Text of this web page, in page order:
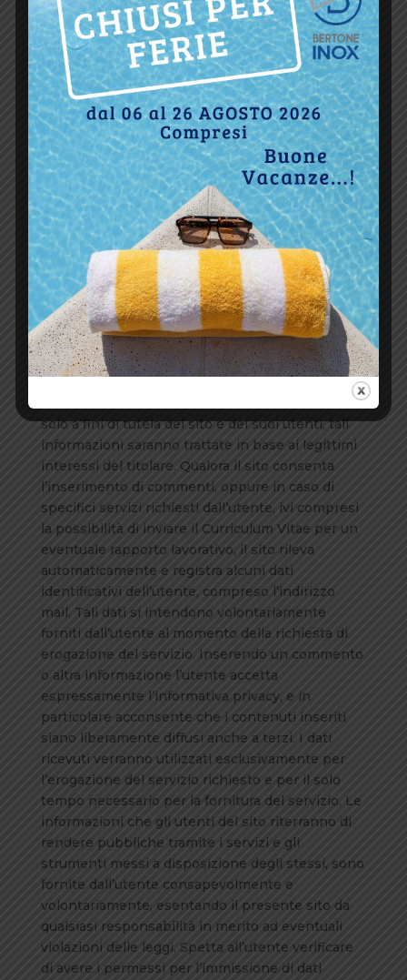
– eventualmente il numero di click.
Le suddette informazioni sono trattate in forma
automatizzata e raccolte in forma esclusivamente
aggregata al fine di verificare il corretto
funzionamento del sito, e per motivi di sicurezza.
Tali informazioni saranno trattate in base ai
legittimi interessi del titolare.
A fini di sicurezza (filtri antispam, firewall,
rilevazione virus), i dati registrati
automaticamente possono eventualmente
comprendere anche dati personali come
l’indirizzo Ip, che potrebbe essere utilizzato,
conformemente alle leggi vigenti in materia, al
fine di bloccare tentativi di danneggiamento al
sito medesimo o di recare danno ad altri utenti, o
comunque attività dannose o costituenti reato.
Tali dati non sono mai utilizzati per
solo a fini di tutela del sito e dei suoi utenti, tali
informazioni saranno trattate in base ai legittimi
interessi del titolare. Qualora il sito consenta
l’inserimento di commenti, oppure in caso di
specifici servizi richiesti dall’utente, ivi compresi
la possibilità di inviare il Curriculum Vitae per un
eventuale rapporto lavorativo, il sito rileva
automaticamente e registra alcuni dati
identificativi dell’utente, compreso l’indirizzo
mail. Tali dati si intendono volontariamente
forniti dall’utente al momento della richiesta di
erogazione del servizio. Inserendo un commento
o altra informazione l’utente accetta
espressamente l’informativa privacy, e in
particolare acconsente che i contenuti inseriti
siano liberamente diffusi anche a terzi. I dati
ricevuti verranno utilizzati esclusivamente per
l’erogazione del servizio richiesto e per il solo
tempo necessario per la fornitura del servizio. Le
informazioni che gli utenti del sito riterranno di
rendere pubbliche tramite i servizi e gli
strumenti messi a disposizione degli stessi, sono
fornite dall’utente consapevolmente e
volontariamente, esentando il presente sito da
qualsiasi responsabilità in merito ad eventuali
violazioni delle leggi. Spetta all’utente verificare
di avere i permessi per l’immissione di dati